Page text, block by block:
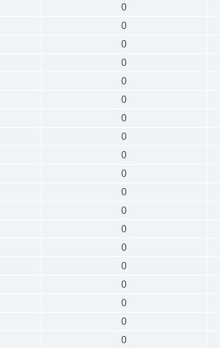
0
0
0
0
0
0
0
0
0
0
0
0
0
0
0
0
0
0
0